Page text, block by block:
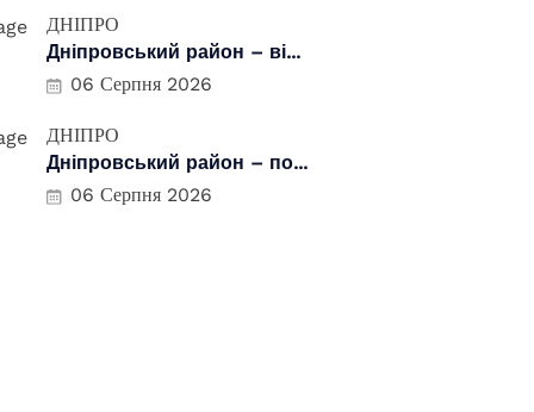
ДНІПРО
Дніпровський район – ві...
06 Серпня 2026
ДНІПРО
Дніпровський район – по...
06 Серпня 2026